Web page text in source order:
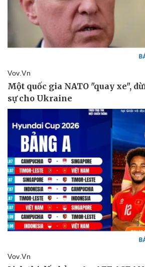
Thể thao
Bóng đá
Lịch thi đấu bóng đá
Thế giới thể thao
Hậu trường
Ô tô
Xe máy